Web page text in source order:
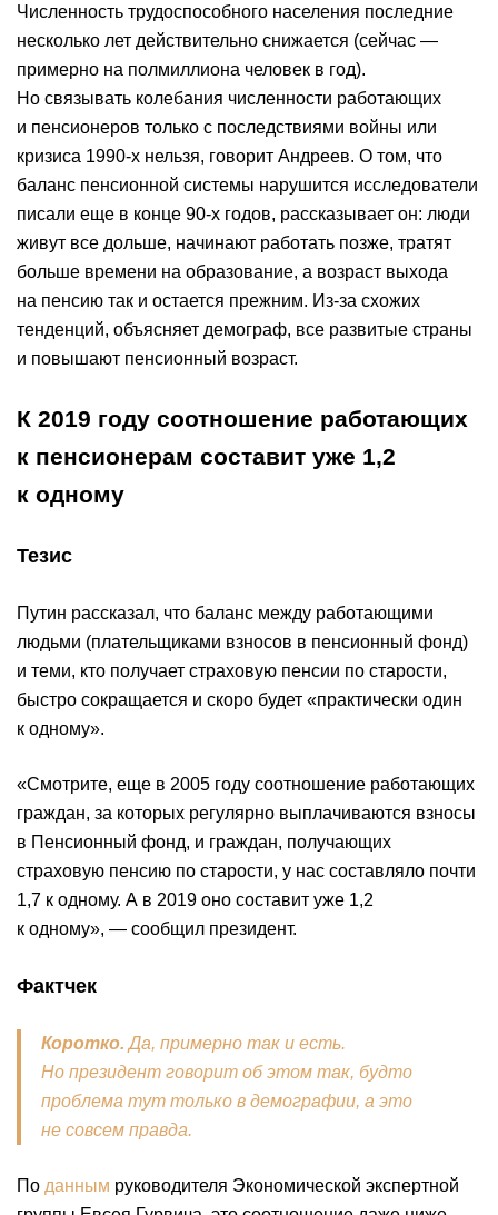
Численность трудоспособного населения последние
несколько лет действительно снижается (сейчас —
примерно на полмиллиона человек в год).
Но связывать колебания численности работающих
и пенсионеров только с последствиями войны или
кризиса 1990-х нельзя, говорит Андреев. О том, что
баланс пенсионной системы нарушится исследователи
писали еще в конце 90-х годов, рассказывает он: люди
живут все дольше, начинают работать позже, тратят
больше времени на образование, а возраст выхода
на пенсию так и остается прежним. Из-за схожих
тенденций, объясняет демограф, все развитые страны
и повышают пенсионный возраст.
К 2019 году соотношение работающих
к пенсионерам составит уже 1,2
к одному
Тезис
Путин рассказал, что баланс между работающими
людьми (плательщиками взносов в пенсионный фонд)
и теми, кто получает страховую пенсии по старости,
быстро сокращается и скоро будет «практически один
к одному».
«Смотрите, еще в 2005 году соотношение работающих
граждан, за которых регулярно выплачиваются взносы
в Пенсионный фонд, и граждан, получающих
страховую пенсию по старости, у нас составляло почти
1,7 к одному. А в 2019 оно составит уже 1,2
к одному», — сообщил президент.
Фактчек
Коротко. Да, примерно так и есть.
Но президент говорит об этом так, будто
проблема тут только в демографии, а это
не совсем правда.
По данным руководителя Экономической экспертной